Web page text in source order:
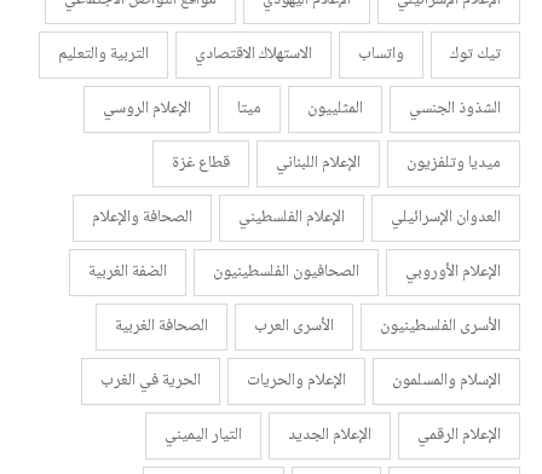
تيك توك
واتساب الاستهلاك الاقتصادي
التربية والتعليم
الشذوذ الجنسي
المثلييون ميتا
الإعلام الروسي
ميديا وتلفزيون
الإعلام اللبناني
قطاع غزة
العدوان الإسرائيلي
الإعلام الفلسطيني
الصحافة والإعلام
الإعلام الأوروبي
الصحافيون الفلسطينيون
الضفة الغربية
الأسرى الفلسطينيون
الأسرى العرب
الصحافة الغربية
الإسلام والمسلمون
الإعلام والحريات
الحرية في الغرب
الإعلام الرقمي
الإعلام الجديد
التيار اليميني